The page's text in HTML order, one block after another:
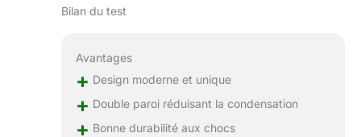
Bilan du test
Avantages
+ Design moderne et unique
+ Double paroi réduisant la condensation
+ Bonne durabilité aux chocs